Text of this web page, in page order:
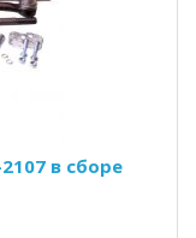
в сборе